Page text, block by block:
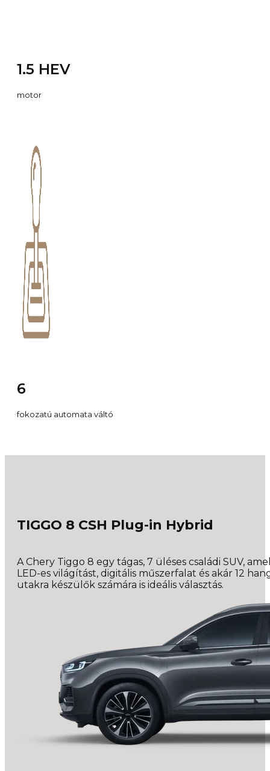
1.5 HEV
motor
6
fokozatú automata váltó
TIGGO 8 CSH Plug-in Hybrid
A Chery Tiggo 8 egy tágas, 7 üléses családi SUV,
LED-es világítást, digitális műszerfalat és akár 12
utakra készülők számára is ideális választás.